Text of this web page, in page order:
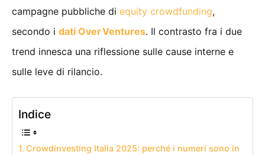
campagne pubbliche di equity crowdfunding,
secondo i dati Over Ventures. Il contrasto fra i due
trend innesca una riflessione sulle cause interne e
sulle leve di rilancio.
Indice
Crowdinvesting Italia 2025: perché i numeri sono in